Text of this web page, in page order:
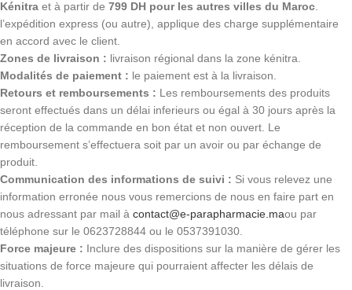
Kénitra et à partir de 799 DH pour les autres villes du Maroc
l’expédition express (ou autre), applique des charge supplémentaire
en accord avec le client.
Zones de livraison : livraison régional dans la zone kénitra.
Modalités de paiement : le paiement est à la livraison.
Retours et remboursements : Les remboursements des produits
seront effectués dans un délai inferieurs ou égal à 30 jours après la
réception de la commande en bon état et non ouvert. Le
remboursement s’effectuera soit par un avoir ou par échange de
produit.
Communication des informations de suivi : Si vous relevez une
information erronée nous vous remercions de nous en faire part en
nous adressant par mail à contact@e-parapharmacie.maou par
téléphone sur le 0623728844 ou le 0537391030.
Force majeure : Inclure des dispositions sur la manière de gérer les
situations de force majeure qui pourraient affecter les délais de
livraison.